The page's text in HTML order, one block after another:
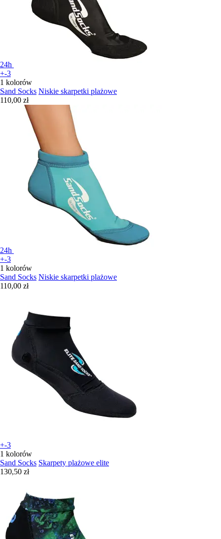
24h
+-3
1 kolorów
Sand Socks Niskie skarpetki plażowe
110,00 zł
24h
+-3
1 kolorów
Sand Socks Niskie skarpetki plażowe
110,00 zł
+-3
1 kolorów
Sand Socks Skarpety plażowe elite
130,50 zł